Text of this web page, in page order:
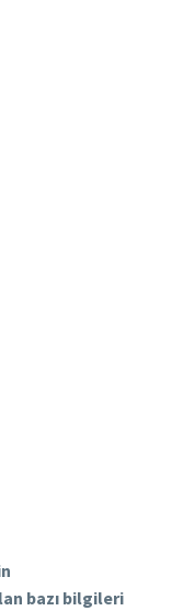
bazı bilgileri